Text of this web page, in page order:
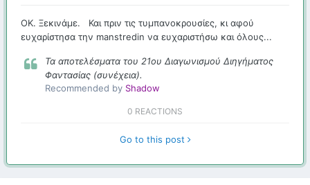
ΟΚ. Ξεκινάμε. Και πριν τις τυμπανοκρουσίες, κι αφού
ευχαρίστησα την manstredin να ευχαριστήσω και όλους...
Τα αποτελέσματα του 21ου Διαγωνισμού Διηγήματος
Φαντασίας (συνέχεια).
Recommended by Shadow
0 REACTIONS
Go to this post